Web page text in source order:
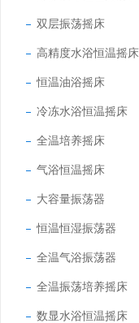
双层振荡摇床
高精度水浴恒温摇床
恒温油浴摇床
冷冻水浴恒温摇床
全温培养摇床
气浴恒温摇床
大容量振荡器
恒温恒湿振荡器
全温气浴振荡器
全温振荡培养摇床
数显水浴恒温摇床